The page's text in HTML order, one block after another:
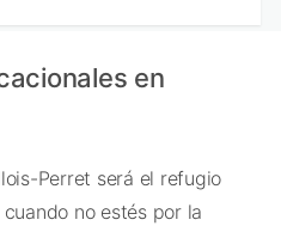
en
Perret será el refugio
no estés por la